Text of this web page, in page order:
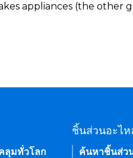
appliances (the other
ลุมทั่วโลก
ชิ้นส่วนอะไห
ค้นหาชิ้นส่ว